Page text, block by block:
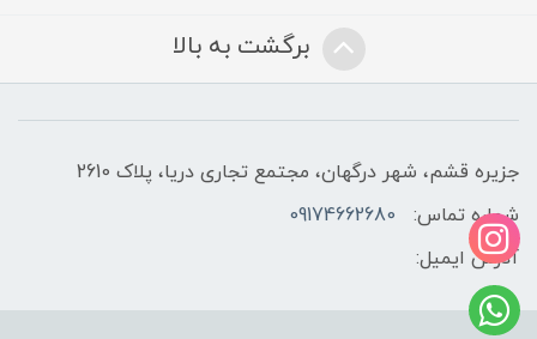
برگشت به بالا
جزیره قشم، شهر درگهان، مجتمع تجاری دریا، پلاک 2610
شماره تماس:
09174662680
آدرس ایمیل: